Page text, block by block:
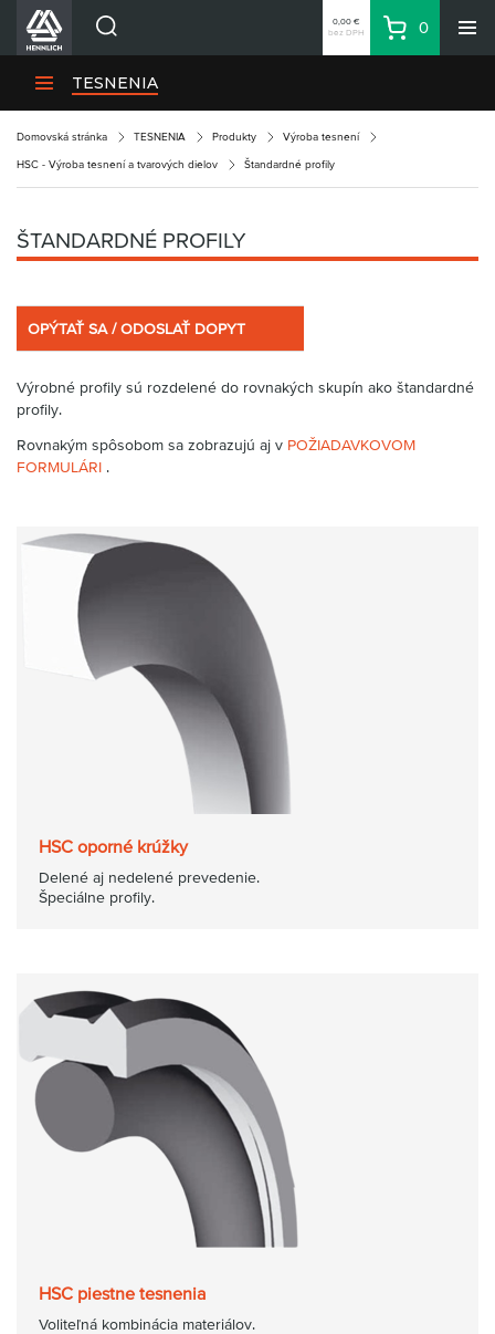
Divízie HENNLICH
Kariéra
O firme
Kontakty
Prihlásenie
Partner Zone
0,00 €
bez DPH
Košík
0
TESNENIA
Domovská stránka TESNENIA Produkty Výroba tesnení
HSC - Výroba tesnení a tvarových dielov Štandardné profily
ŠTANDARDNÉ PROFILY
OPÝTAŤ SA / ODOSLAŤ DOPYT
Výrobné profily sú rozdelené do rovnakých skupín ako štandardné
profily.
Rovnakým spôsobom sa zobrazujú aj v POŽIADAVKOVOM
FORMULÁRI .
HSC oporné krúžky
Delené aj nedelené prevedenie.
Špeciálne profily.
HSC piestne tesnenia
Voliteľná kombinácia materiálov.